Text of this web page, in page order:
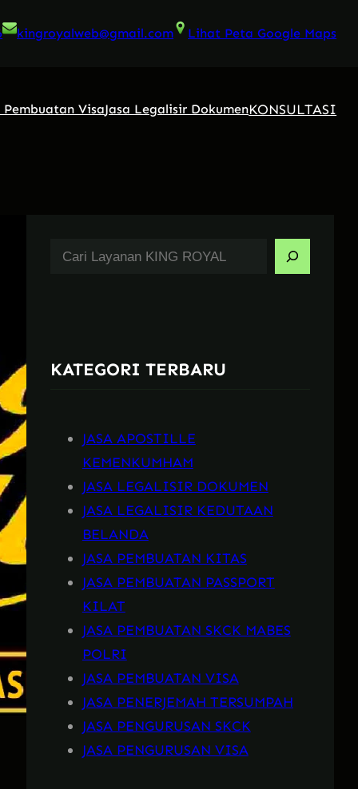
kingroyalweb@gmail.com Lihat Peta Google Maps
Pembuatan VisaJasa Legalisir DokumenKONSULTASI
h
KATEGORI TERBARU
JASA APOSTILLE
KEMENKUMHAM
JASA LEGALISIR DOKUMEN
JASA LEGALISIR KEDUTAAN
BELANDA
JASA PEMBUATAN KITAS
JASA PEMBUATAN PASSPORT
KILAT
JASA PEMBUATAN SKCK MABES
POLRI
JASA PEMBUATAN VISA
JASA PENERJEMAH TERSUMPAH
JASA PENGURUSAN SKCK
JASA PENGURUSAN VISA